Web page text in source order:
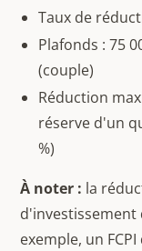
Taux de
Plafonds : 75
(couple)
Réduction
réserve d'un
%)
À noter : la
d'investissement
exemple, un